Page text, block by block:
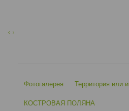
‹ ›
Фотогалерея
Территория или
КОСТРОВАЯ ПОЛЯНА